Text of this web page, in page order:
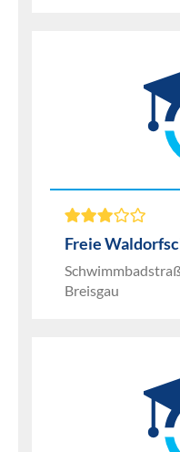
Freie
Breisgau